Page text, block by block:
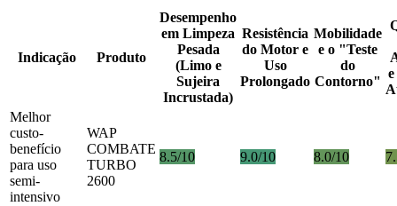
Indicação Produto
Desempenho
em Limpeza
Pesada
(Limo e
Sujeira
Incrustada)
Resistência
do Motor e
Uso
Prolongado
Mobilidade
e o "Teste
do
Contorno"
Melhor
custo-
benefício
para uso
semi-
intensivo
WAP
COMBATE
TURBO
2600
8.5/10 9.0/10 8.0/10